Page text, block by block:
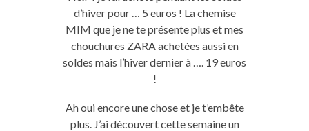
d’hiver pour … 5 euros ! La chemise
MIM que je ne te présente plus et mes
chouchures ZARA achetées aussi en
soldes mais l’hiver dernier à …. 19 euros
!
Ah oui encore une chose et je t’embête
plus. J’ai découvert cette semaine un